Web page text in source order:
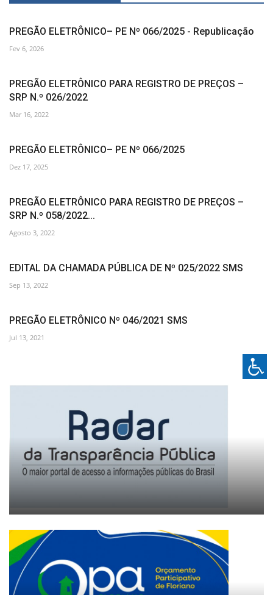
PREGÃO ELETRÔNICO– PE Nº 066/2025 - Republicação
Fev 6, 2026
PREGÃO ELETRÔNICO PARA REGISTRO DE PREÇOS –
SRP N.º 026/2022
Mar 16, 2022
PREGÃO ELETRÔNICO– PE Nº 066/2025
Dez 17, 2025
PREGÃO ELETRÔNICO PARA REGISTRO DE PREÇOS –
SRP N.º 058/2022...
Agosto 3, 2022
EDITAL DA CHAMADA PÚBLICA DE Nº 025/2022 SMS
Sep 13, 2022
PREGÃO ELETRÔNICO Nº 046/2021 SMS
Jul 13, 2021